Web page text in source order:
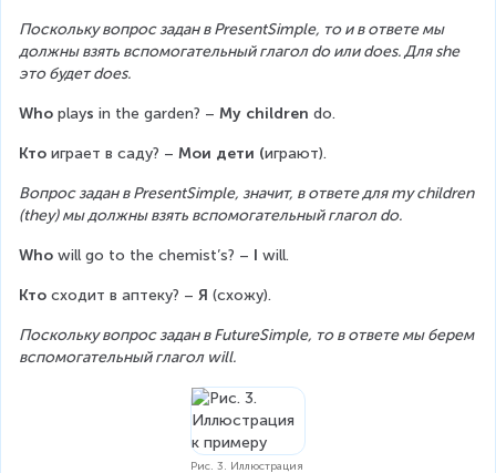
Поскольку вопрос задан в PresentSimple, то и в ответе мы
должны взять вспомогательный глагол do или does. Для she
это будет does.
Who plays in the garden? – My children do.
Кто играет в саду? – Мои дети (играют).
Вопрос задан в PresentSimple, значит, в ответе для my children
(they) мы должны взять вспомогательный глагол do.
Who will go to the chemist’s? – I will.
Кто сходит в аптеку? – Я (схожу).
Поскольку вопрос задан в FutureSimple, то в ответе мы берем
вспомогательный глагол will.
Рис. 3. Иллюстрация